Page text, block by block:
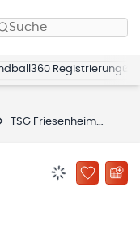
Suche
Registrierung
TSG Friesenheim
ZU